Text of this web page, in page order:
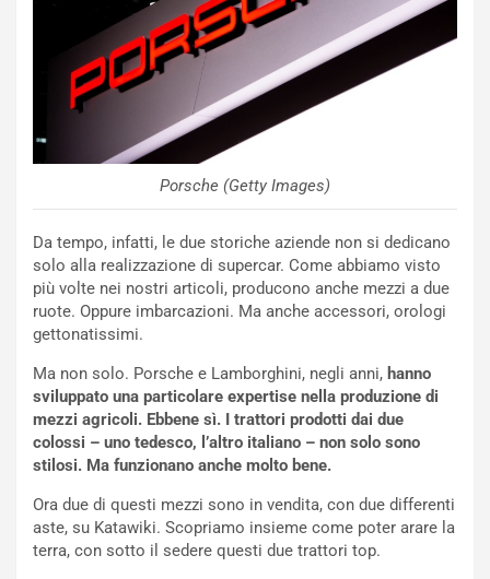
Porsche (Getty Images)
Da tempo, infatti, le due storiche aziende non si dedicano
solo alla realizzazione di supercar. Come abbiamo visto
più volte nei nostri articoli, producono anche mezzi a due
ruote. Oppure imbarcazioni. Ma anche accessori, orologi
gettonatissimi.
Ma non solo. Porsche e Lamborghini, negli anni, hanno
sviluppato una particolare expertise nella produzione di
mezzi agricoli. Ebbene sì. I trattori prodotti dai due
colossi – uno tedesco, l’altro italiano – non solo sono
stilosi. Ma funzionano anche molto bene.
Ora due di questi mezzi sono in vendita, con due differenti
aste, su Katawiki. Scopriamo insieme come poter arare la
terra, con sotto il sedere questi due trattori top.
s
s
a
n
Q
a
s
h
q
a
P
O